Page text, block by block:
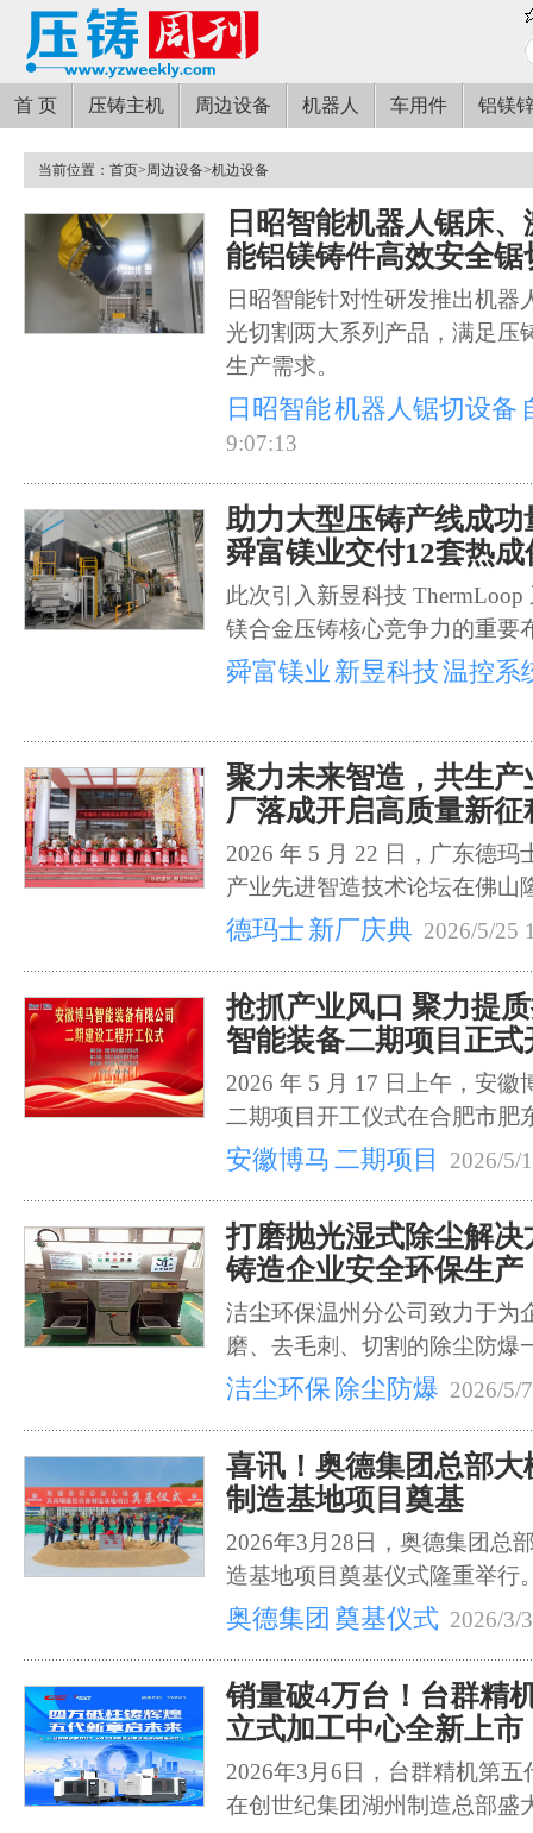
首 页 压铸主机 周边设备 机器人 车用件 铝镁
当前位置： 首页>周边设备>机边设备
日昭智能机器人锯床
能铝镁铸件高效安全锯
日昭智能针对性研发推出机器
光切割两大系列产品，满足压
生产需求。
日昭智能机器人锯切设备
9:07:13
助力大型压铸产线成
舜富镁业交付12套热
此次引入新昱科技
镁合金压铸核心竞争力的重要
舜富镁业 新昱科技温控系
聚力未来智造，共生
厂落成开启高质量新征
2026 年 5 月 22 日，广东德玛
产业先进智造技术论坛在佛山
德玛士 新厂庆典 2026/5/25
抢抓产业风口 聚力提
智能装备二期项目正式
2026 年 5 月 17 日上午，安徽
二期项目开工仪式在合肥市肥
安徽博马 二期项目 2026/5/
打磨抛光湿式除尘解
铸造企业安全环保生产
洁尘环保温州分公司致力于为
磨、去毛刺、切割的除尘防爆
洁尘环保 除尘防爆 2026/5/
喜讯！奥德集团总部
制造基地项目奠基
2026年3月28日，奥德集团总
造基地项目奠基仪式隆重举行
奥德集团 奠基仪式 2026/3/
销量破4万台！台群精
立式加工中心全新上市
2026年3月6日，台群精机第五
在创世纪集团湖州制造总部盛